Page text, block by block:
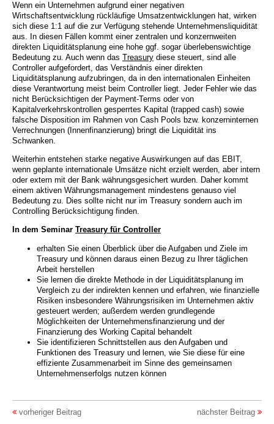
Wenn ein Unternehmen aufgrund einer negativen
Wirtschaftsentwicklung rückläufige Umsatzentwicklungen hat, wirken
sich diese 1:1 auf die zur Verfügung stehende Unternehmensliquidität
aus. In diesen Fällen kommt einer zentralen und konzernweiten
direkten Liquiditätsplanung eine hohe ggf. sogar überlebenswichtige
Bedeutung zu. Auch wenn das Treasury diese steuert, sind alle
Controller aufgefordert, das Verständnis einer direkten
Liquiditätsplanung aufzubringen, da in den internationalen Einheiten
diese Verantwortung meist beim Controller liegt. Jeder Fehler wie das
nicht Berücksichtigen der Payment-Terms oder von
Kapitalverkehrskontrollen gesperrtes Kapital (trapped cash) sowie
falsche Disposition im Rahmen von Cash Pools bzw. konzerninternen
Verrechnungen (Innenfinanzierung) bringt die Liquidität ins
Schwanken.
Weiterhin entstehen starke negative Auswirkungen auf das EBIT,
wenn geplante internationale Umsätze nicht erzielt werden, aber intern
oder extern mit der Bank währungsgesichert wurden. Daher kommt
einem aktiven Währungsmanagement mindestens genauso viel
Bedeutung zu. Dies sollte nicht nur im Treasury sondern auch im
Controlling Berücksichtigung finden.
In dem Seminar Treasury für Controller
erhalten Sie einen Überblick über die Aufgaben und Ziele im
Treasury und können daraus einen Bezug zu Ihrer täglichen
Arbeit herstellen
Sie lernen die direkte Methode in der Liquiditätsplanung im
Vergleich zu der indirekten kennen und erfahren, wie finanzielle
Risiken insbesondere Währungsrisiken im Unternehmen aktiv
gesteuert werden; außerdem werden grundlegende
Möglichkeiten der Unternehmensfinanzierung und der
Finanzierung des Working Capital behandelt
Sie identifizieren Schnittstellen aus den Aufgaben und
Funktionen des Treasury und lernen, wie Sie diese für eine
effiziente Zusammenarbeit im Sinne des gemeinsamen
Unternehmenserfolgs nutzen können
vorheriger Beitrag nächster Beitrag